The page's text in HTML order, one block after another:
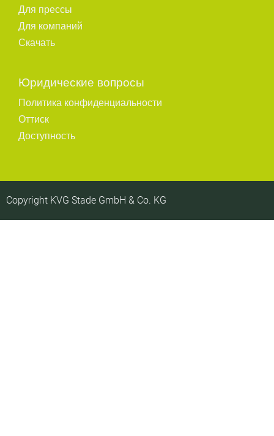
Для прессы
Для компаний
Скачать
Юридические вопросы
Политика конфиденциальности
Оттиск
Доступность
Copyright KVG Stade GmbH & Co. KG